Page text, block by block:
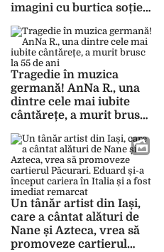
imagini cu burtica soției
Tragedie în muzica
germană! AnNa R., una
dintre cele mai iubite
cântărețe, a murit brusc
Un tânăr artist din Iași,
care a cântat alături de
Nane și Azteca, vrea să
promoveze cartierul